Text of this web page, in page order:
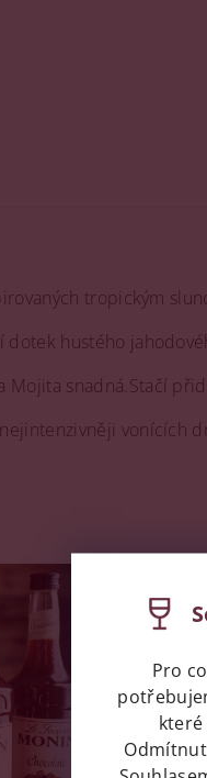
tropickým
hustého
snadná.Stačí
vonících
Pro
které